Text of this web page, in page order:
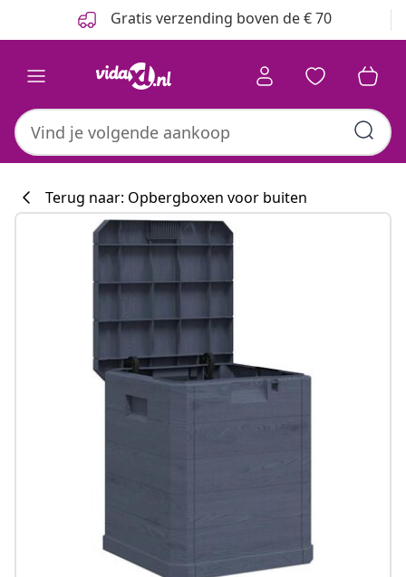
Gratis verzending boven de € 70
Terug naar: Opbergboxen voor buiten